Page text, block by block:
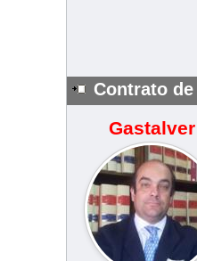
Contrato
Gastalver